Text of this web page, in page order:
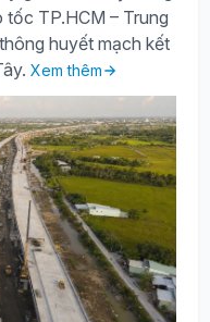
TP.HCM – Trung
huyết mạch kết
Xem thêm